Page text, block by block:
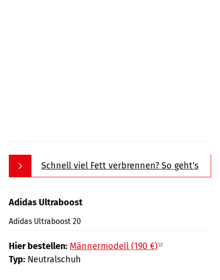
Schnell viel Fett verbrennen? So geht's
Adidas Ultraboost
Adidas Ultraboost 20
Hier bestellen: Männermodell (190 €)
Typ: Neutralschuh